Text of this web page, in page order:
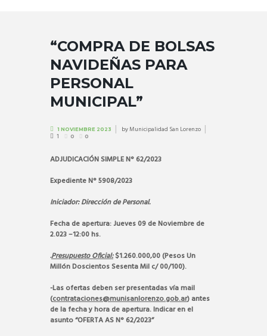
“COMPRA DE BOLSAS
NAVIDEÑAS PARA
PERSONAL
MUNICIPAL”
1 NOVIEMBRE 2023 byMunicipalidad San Lorenzo
1 0 0
ADJUDICACIÓN SIMPLEN° 62/2023
Expediente N° 5908/2023
Iniciador: Dirección de Personal.
Fecha de apertura: Jueves 09 de Noviembre de
2.023 –12:00 hs.
.Presupuesto Oficial: $1.260.000,00 (Pesos Un
Millón Doscientos Sesenta Mil c/ 00/100).
-Las ofertas deben ser presentadas vía mail
(contrataciones@munisanlorenzo.gob.ar) antes
de la fecha y hora de apertura. Indicar en el
asunto “OFERTA AS N° 62/2023”